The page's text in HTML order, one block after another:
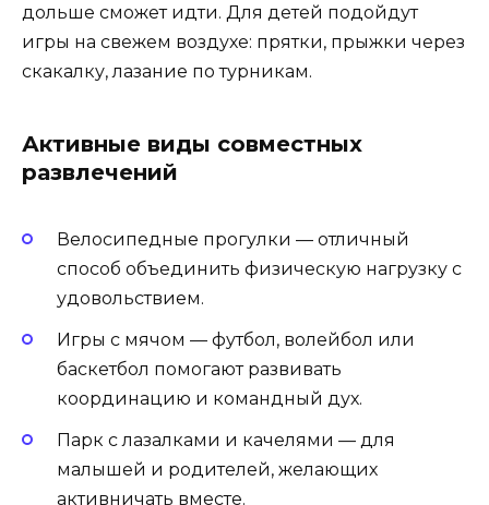
дольше сможет идти. Для детей подойдут
игры на свежем воздухе: прятки, прыжки через
скакалку, лазание по турникам.
Активные виды совместных
развлечений
Велосипедные прогулки — отличный
способ объединить физическую нагрузку с
удовольствием.
Игры с мячом — футбол, волейбол или
баскетбол помогают развивать
координацию и командный дух.
Парк с лазалками и качелями — для
малышей и родителей, желающих
активничать вместе.